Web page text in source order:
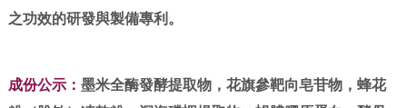
之功效的研發與製備專利。
成份公示： 墨米全酶發酵提取物，花旗參靶向皂苷物，蜂花